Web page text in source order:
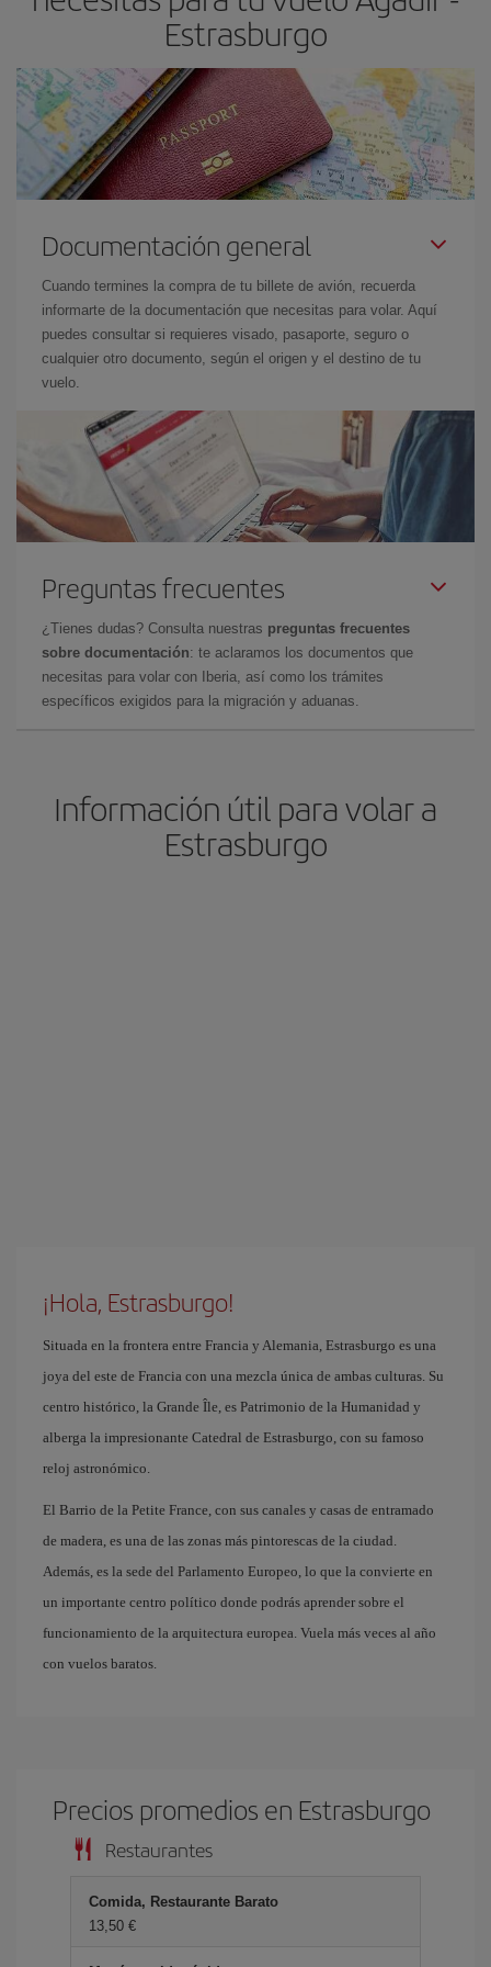
Estrasburgo
Documentación general
Cuando termines la compra de tu billete de avión, recuerda
informarte de la documentación que necesitas para volar. Aquí
puedes consultar si requieres visado, pasaporte, seguro o
cualquier otro documento, según el origen y el destino de tu
vuelo.
Preguntas frecuentes
¿Tienes dudas? Consulta nuestras preguntas frecuentes
sobre documentación: te aclaramos los documentos que
necesitas para volar con Iberia, así como los trámites
específicos exigidos para la migración y aduanas.
Información útil para volar a
Estrasburgo
¡Hola, Estrasburgo!
Situada en la frontera entre Francia y Alemania, Estrasburgo es una
joya del este de Francia con una mezcla única de ambas culturas. Su
centro histórico, la Grande Île, es Patrimonio de la Humanidad y
alberga la impresionante Catedral de Estrasburgo, con su famoso
reloj astronómico.
El Barrio de la Petite France, con sus canales y casas de entramado
de madera, es una de las zonas más pintorescas de la ciudad.
Además, es la sede del Parlamento Europeo, lo que la convierte en
un importante centro político donde podrás aprender sobre el
funcionamiento de la arquitectura europea. Vuela más veces al año
con vuelos baratos.
Precios promedios en Estrasburgo
Restaurantes
Comida, Restaurante Barato
13,50 €